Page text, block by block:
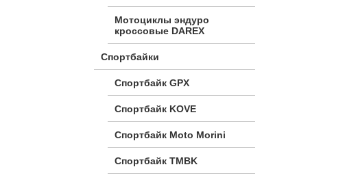
Мотоциклы эндуро
кроссовые DAREX
Спортбайки
Спортбайк GPX
Спортбайк KOVE
Спортбайк Moto Morini
Спортбайк TMBK